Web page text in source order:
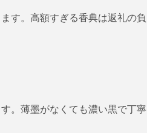
す。高額すぎる香典は返礼の負
。薄墨がなくても濃い黒で丁寧